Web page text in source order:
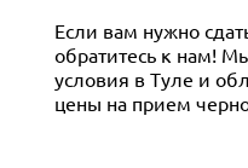
Если вам нужно
обратитесь к нам!
условия в Туле и
цены на прием